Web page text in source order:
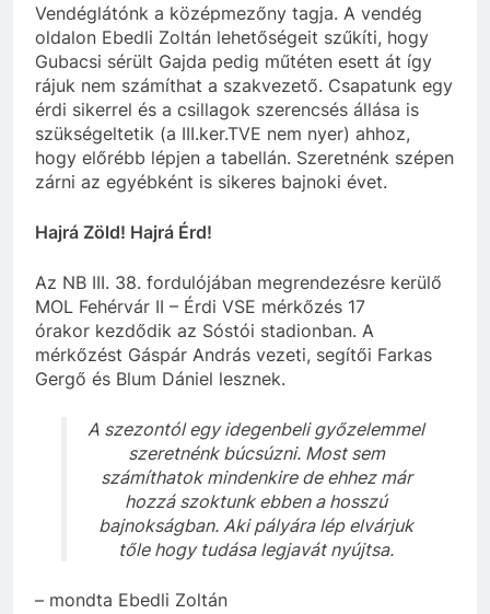
Vendéglátónk a középmezőny tagja. A vendég
oldalon Ebedli Zoltán lehetőségeit szűkíti, hogy
Gubacsi sérült Gajda pedig műtéten esett át így
rájuk nem számíthat a szakvezető. Csapatunk egy
érdi sikerrel és a csillagok szerencsés állása is
szükségeltetik (a III.ker.TVE nem nyer) ahhoz,
hogy előrébb lépjen a tabellán. Szeretnénk szépen
zárni az egyébként is sikeres bajnoki évet.
Hajrá Zöld! Hajrá Érd!
Az NB III. 38. fordulójában megrendezésre kerülő
MOL Fehérvár II – Érdi VSE mérkőzés 17
órakor kezdődik az Sóstói stadionban. A
mérkőzést Gáspár András vezeti, segítői Farkas
Gergő és Blum Dániel lesznek.
A szezontól egy idegenbeli győzelemmel
szeretnénk búcsúzni. Most sem
számíthatok mindenkire de ehhez már
hozzá szoktunk ebben a hosszú
bajnokságban. Aki pályára lép elvárjuk
tőle hogy tudása legjavát nyújtsa.
– mondta Ebedli Zoltán